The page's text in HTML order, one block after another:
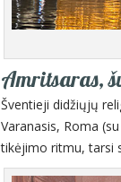
Amritsaras,
Šventieji didžiųjų
Varanasis, Roma
tikėjimo ritmu, tarsi